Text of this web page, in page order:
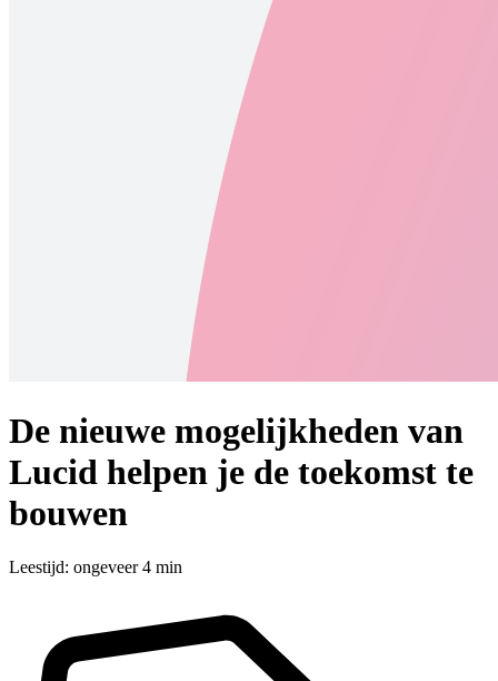
De nieuwe mogelijkheden van
Lucid helpen je de toekomst te
bouwen
Leestijd: ongeveer 4 min